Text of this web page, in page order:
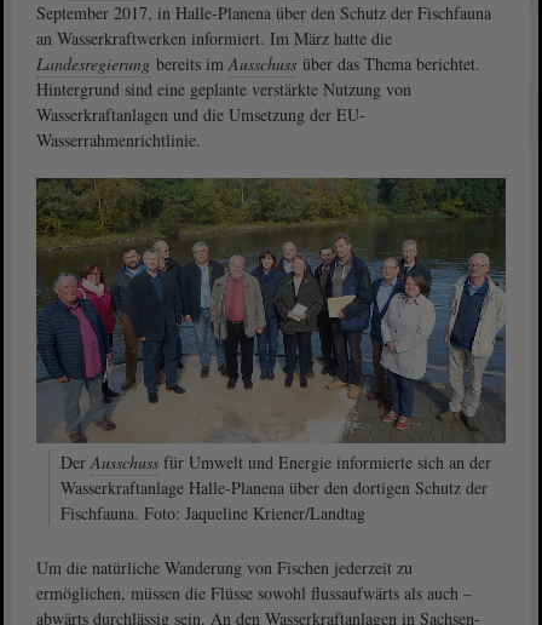
September 2017, in Halle-Planena über den Schutz der Fischfauna
an Wasserkraftwerken informiert. Im März hatte die
Landesregierung bereits imAusschuss über das Thema berichtet.
Hintergrund sind eine geplante verstärkte Nutzung von
Wasserkraftanlagen und die Umsetzung der EU-
Wasserrahmenrichtlinie.
DerAusschuss für Umwelt und Energie informierte sich an der
Wasserkraftanlage Halle-Planena über den dortigen Schutz der
Fischfauna. Foto: Jaqueline Kriener/Landtag
Um die natürliche Wanderung von Fischen jederzeit zu
ermöglichen, müssen die Flüsse sowohl flussaufwärts als auch –
abwärts durchlässig sein. An den Wasserkraftanlagen in Sachsen-